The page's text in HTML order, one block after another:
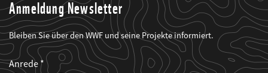
Anmeldung Newsletter
Bleiben Sie über den WWF und seine Projekte informiert.
Web2Case
Infofelder
Fieldset
anrede_name
Anrede